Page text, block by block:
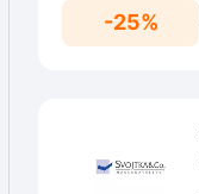
-25%